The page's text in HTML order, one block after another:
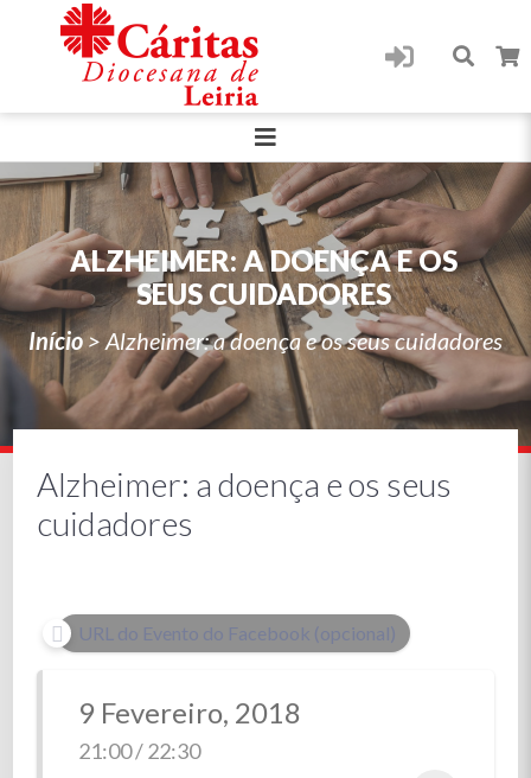
ALZHEIMER: A DOENÇA E OS
SEUS CUIDADORES
Início > Alzheimer: a doença e os seus cuidadores
Alzheimer: a doença e os seus
cuidadores
URL do Evento do Facebook (opcional)
9 Fevereiro, 2018
21:00 / 22:30